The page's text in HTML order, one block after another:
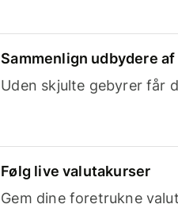
Sammenlign udbydere
Uden skjulte gebyrer får
Følg live valutakurser
Gem dine foretrukne